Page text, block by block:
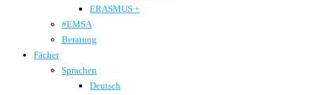
ERASMUS +
#EMSA
Beratung
Fächer
Sprachen
Deutsch